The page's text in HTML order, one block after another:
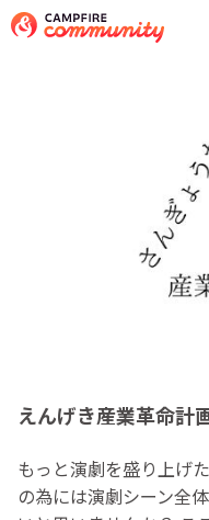
えんげき産業革命計
もっと演劇を盛り上げ
の為には演劇シーン全